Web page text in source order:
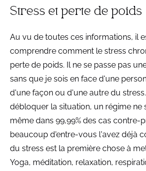
Stress et perte de poids
Au vu de toutes ces informations, il
comprendre comment le stress
perte de poids. Il ne se passe pas
sans que je sois en face d'une
d'une façon ou d'une autre du
débloquer la situation, un régime ne
même dans 99,99% des cas contre-
beaucoup d'entre-vous l'avez déjà
du stress est la première chose à
Yoga, méditation, relaxation,